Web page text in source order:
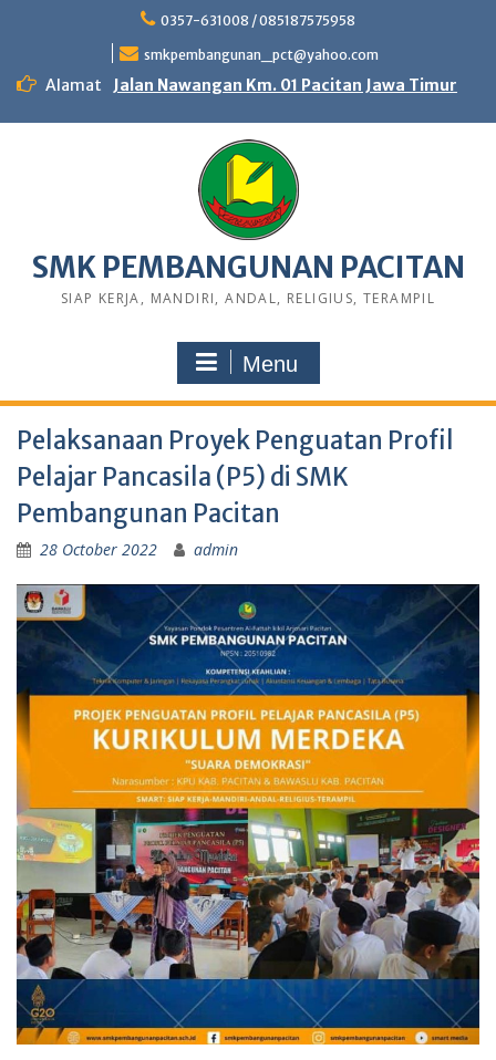
0357-631008 / 085187575958
smkpembangunan_pct@yahoo.com
Alamat Jalan Nawangan Km. 01 Pacitan Jawa Timur
SMK PEMBANGUNAN PACITAN
SIAP KERJA, MANDIRI, ANDAL, RELIGIUS, TERAMPIL
Menu
Pelaksanaan Proyek Penguatan Profil
Pelajar Pancasila (P5) di SMK
Pembangunan Pacitan
28 October 2022 admin